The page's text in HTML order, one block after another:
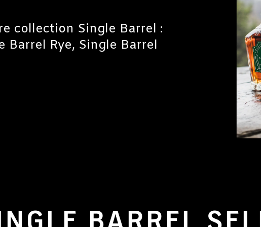
collection Single Barrel :
Barrel Rye, Single Barrel